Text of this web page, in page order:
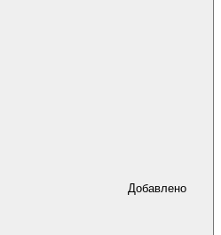
Добавлено